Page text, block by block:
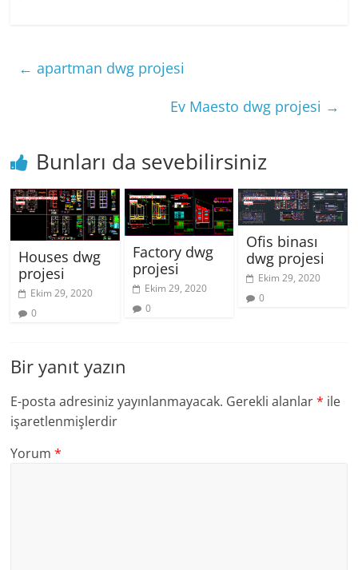
← apartman dwg projesi
Ev Maesto dwg projesi →
Bunları da sevebilirsiniz
Houses dwg
projesi
Ekim 29, 2020
0
Factory dwg
projesi
Ekim 29, 2020
0
Ofis binası
dwg projesi
Ekim 29, 2020
0
Bir yanıt yazın
E-posta adresiniz yayınlanmayacak. Gerekli alanlar* ile
işaretlenmişlerdir
Yorum*